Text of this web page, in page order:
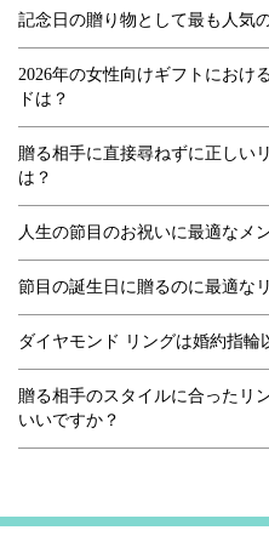
記念日の贈り物として最も人気
2026年の女性向けギフトにおけ
ドは？
贈る相手に直接尋ねずに正しい
は？
人生の節目のお祝いに最適なメ
節目の誕生日に贈るのに最適な
ダイヤモンド リングは婚約指輪
贈る相手のスタイルに合ったリ
いいですか？